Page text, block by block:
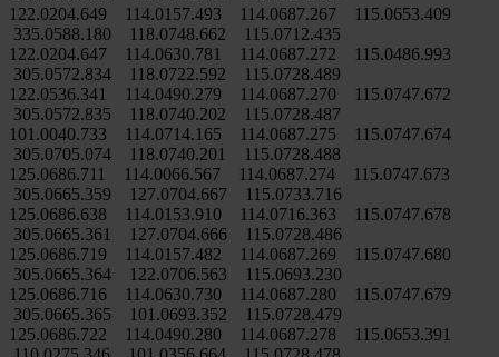
122.0204.649 114.0157.493 114.0687.267 115.0653.409
335.0588.180 118.0748.662 115.0712.435
122.0204.647 114.0630.781 114.0687.272 115.0486.993
305.0572.834 118.0722.592 115.0728.489
122.0536.341 114.0490.279 114.0687.270 115.0747.672
305.0572.835 118.0740.202 115.0728.487
101.0040.733 114.0714.165 114.0687.275 115.0747.674
305.0705.074 118.0740.201 115.0728.488
125.0686.711 114.0066.567 114.0687.274 115.0747.673
305.0665.359 127.0704.667 115.0733.716
125.0686.638 114.0153.910 114.0716.363 115.0747.678
305.0665.361 127.0704.666 115.0728.486
125.0686.719 114.0157.482 114.0687.269 115.0747.680
305.0665.364 122.0706.563 115.0693.230
125.0686.716 114.0630.730 114.0687.280 115.0747.679
305.0665.365 101.0693.352 115.0728.479
125.0686.722 114.0490.280 114.0687.278 115.0653.391